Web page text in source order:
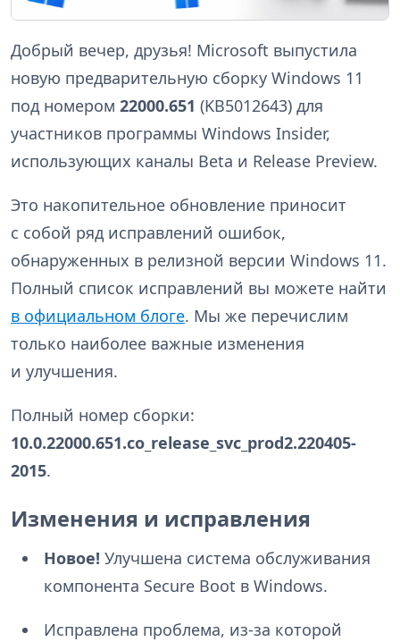
Добрый вечер, друзья! Microsoft выпустила
новую предварительную сборку Windows 11
под номером 22000.651 (KB5012643) для
участников программы Windows Insider,
использующих каналы Beta и Release Preview.
Это накопительное обновление приносит
с собой ряд исправлений ошибок,
обнаруженных в релизной версии Windows 11.
Полный список исправлений вы можете найти
в официальном блоге. Мы же перечислим
только наиболее важные изменения
и улучшения.
Полный номер сборки:
10.0.22000.651.co_release_svc_prod2.220405-
2015.
Изменения и исправления
Новое! Улучшена система обслуживания
компонента Secure Boot в Windows.
Исправлена проблема, из-за которой